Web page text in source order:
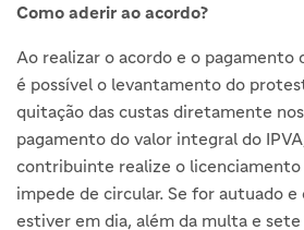
Como aderir ao acordo?
Ao realizar o acordo e o pagamento
é possível o levantamento do
quitação das custas diretamente
pagamento do valor integral do
contribuinte realize o licenciamento
impede de circular. Se for autuado
estiver em dia, além da multa e